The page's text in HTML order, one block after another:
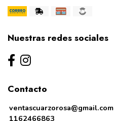
Nuestras redes sociales
Contacto
ventascuarzorosa@gmail.com
1162466863